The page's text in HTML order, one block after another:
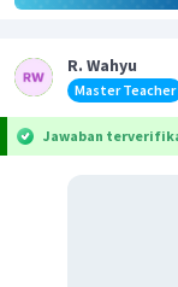
R. Wahyu
Master Teacher
Jawaban